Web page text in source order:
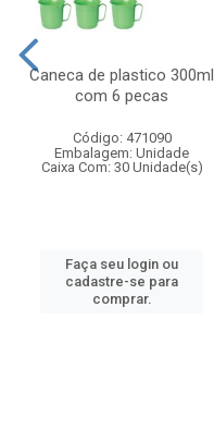
Caneca de plastico 300ml
com 6 pecas
Código: 471090
Embalagem: Unidade
Caixa Com: 30 Unidade(s)
Faça seu login ou
cadastre-se para
comprar.